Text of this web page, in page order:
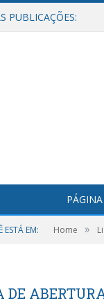
PUBLICAÇÕES:
ESTÁ EM: Home »
DE